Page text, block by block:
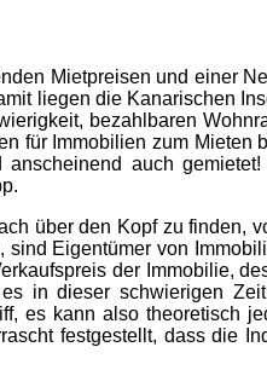
Mietpreisen und einer
liegen die Kanarischen
bezahlbaren
für Immobilien zum Mieten
auch
über den Kopf zu finden,
Eigentümer von
der Immobilie,
in dieser schwierigen
es kann also theoretisch
festgestellt, dass die